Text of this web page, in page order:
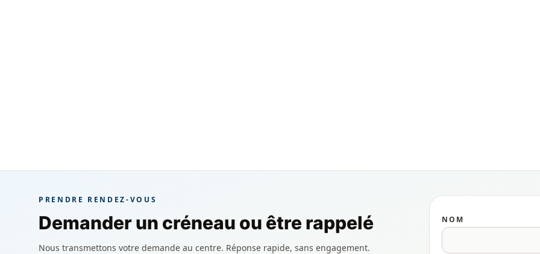
PRENDRE RENDEZ-VOUS
Demander un créneau ou être rappelé
Nous transmettons votre demande au centre. Réponse rapide, sans engagement.
NOM